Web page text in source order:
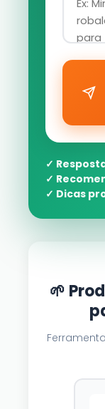
✓
✓
✓ Dicas
🌱